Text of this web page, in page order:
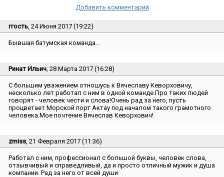
Добавить комментарий
ггость , 24 Июня 2017 (19:22)
Бывшая батумская команда...
Ринат Ильич , 28 Марта 2017 (16:28)
С большим уважением отношусь к Вячеславу Кеворховичу,
несколько лет работал с ним в одной команде.Про таких людей
говорят - человек чести и слова!Очень рад за него, пусть
процветает Морской порт Актау под началом такого грамотного
человека.Мое почтение Вячеслав Кеворхович!
zmiss , 21 Февраля 2017 (11:36)
Работал с ним, профессионал с большой буквы, человек слова,
отзывчивый и справедливый, да и просто отличный мужик и душа
компании. Рад за него от всей души